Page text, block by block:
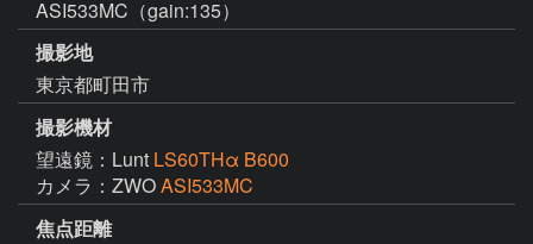
ASI533MC（gain:135）
撮影地
東京都町田市
撮影機材
望遠鏡：Lunt LS60THα B600
カメラ：ZWOASI533MC
焦点距離